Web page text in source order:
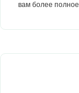
вам более